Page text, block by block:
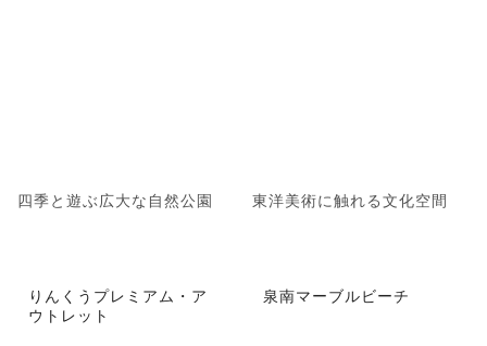
四季と遊ぶ広大な自然公園 東洋美術に触れる文化空間
りんくうプレミアム・ア
ウトレット
泉南マーブルビーチ